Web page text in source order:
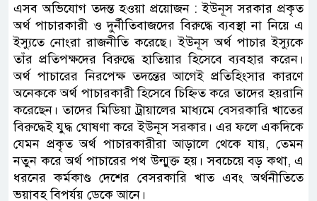
এসব অভিযোগ তদন্ত হওয়া প্রয়োজন : ইউনূস সরকার প্রকৃত
অর্থ পাচারকারী ও দুর্নীতিবাজদের বিরুদ্ধে ব্যবস্থা না নিয়ে এ
ইস্যুতে নোংরা রাজনীতি করেছে। ইউনূস অর্থ পাচার ইস্যুকে
তাঁর প্রতিপক্ষদের বিরুদ্ধে হাতিয়ার হিসেবে ব্যবহার করেন।
অর্থ পাচারের নিরপেক্ষ তদন্তের আগেই প্রতিহিংসার কারণে
অনেককে অর্থ পাচারকারী হিসেবে চিহ্নিত করে তাদের হয়রানি
করেছেন। তাদের মিডিয়া ট্রায়ালের মাধ্যমে বেসরকারি খাতের
বিরুদ্ধেই যুদ্ধ ঘোষণা করে ইউনূস সরকার। এর ফলে একদিকে
যেমন প্রকৃত অর্থ পাচারকারীরা আড়ালে থেকে যায়, তেমন
নতুন করে অর্থ পাচারের পথ উন্মুক্ত হয়। সবচেয়ে বড় কথা, এ
ধরনের কর্মকাণ্ড দেশের বেসরকারি খাত এবং অর্থনীতিতে
ভয়াবহ বিপর্যয় ডেকে আনে।